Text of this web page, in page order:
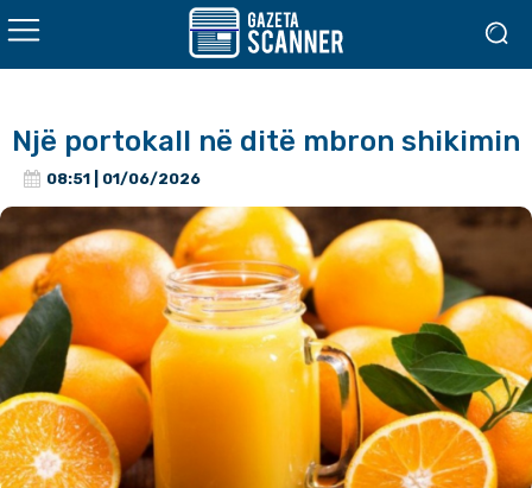
Një portokall në ditë mbron shikimin
08:51 | 01/06/2026